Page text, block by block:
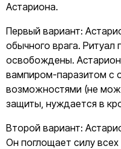
Астариона.
Первый вариант:
обычного врага.
освобождены.
вампиром-паразитом с
возможностями (не
защиты, нуждается в
Второй вариант:
Он поглощает силу